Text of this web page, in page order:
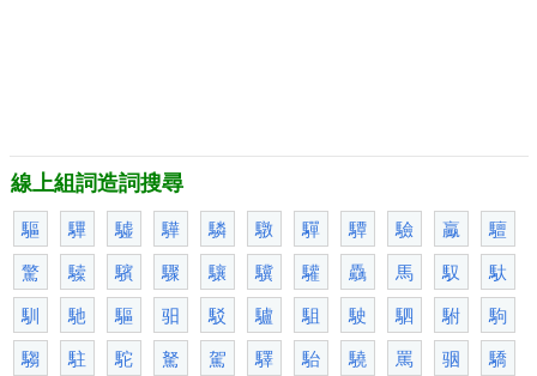
線上組詞造詞搜尋
驅
驆 驉 驊 驎 驐 驒 驔 驗 驘
驙
驚
驝 驞 驟 驤 驥 驩 驫 馬 馭
馱
馴
馳 驅 驲 駁 驢 駔 駛 駟 駙
駒
騶
駐 駝 駑 駕 驛 駘 驍 罵 骃
驕